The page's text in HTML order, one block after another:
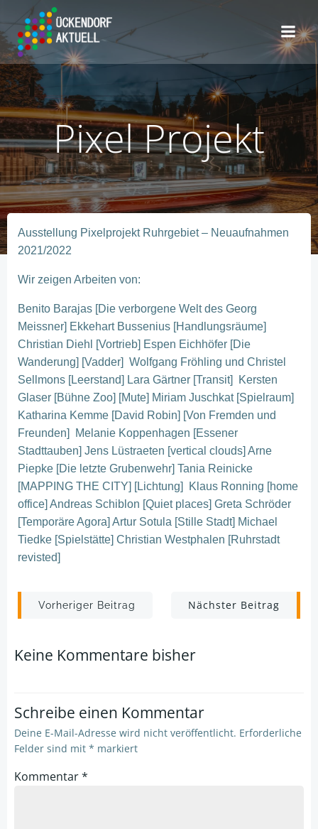
Pixel Projekt
Ausstellung Pixelprojekt Ruhrgebiet – Neuaufnahmen
2021/2022
Wir zeigen Arbeiten von:
Benito Barajas [Die verborgene Welt des Georg
Meissner] Ekkehart Bussenius [Handlungsräume]
Christian Diehl [Vortrieb] Espen Eichhöfer [Die
Wanderung] [Vadder] Wolfgang Fröhling und Christel
Sellmons [Leerstand] Lara Gärtner [Transit] Kersten
Glaser [Bühne Zoo] [Mute] Miriam Juschkat [Spielraum]
Katharina Kemme [David Robin] [Von Fremden und
Freunden] Melanie Koppenhagen [Essener
Stadttauben] Jens Lüstraeten [vertical clouds] Arne
Piepke [Die letzte Grubenwehr] Tania Reinicke
[MAPPING THE CITY] [Lichtung] Klaus Ronning [home
office] Andreas Schiblon [Quiet places] Greta Schröder
[Temporäre Agora] Artur Sotula [Stille Stadt] Michael
Tiedke [Spielstätte] Christian Westphalen [Ruhrstadt
revisted]
Post
navigation
Vorheriger Beitrag
Post
navigation
Nächster Beitrag
Keine Kommentare bisher
Schreibe einen Kommentar
Deine E-Mail-Adresse wird nicht veröffentlicht. Erforderliche
Felder sind mit * markiert
Kommentar*